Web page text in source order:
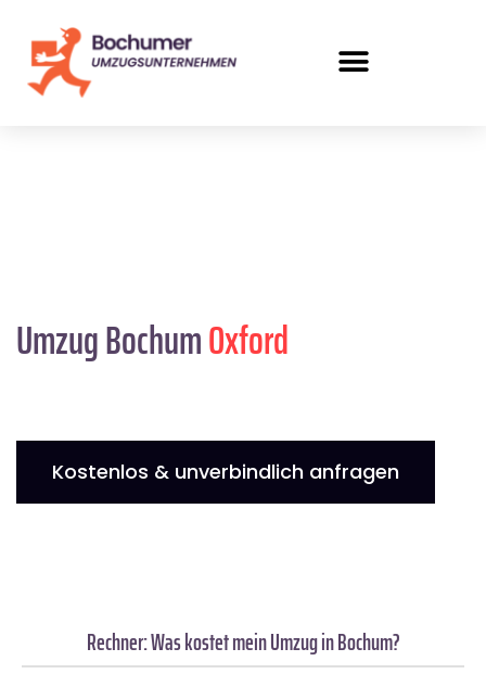
Umzug BochumOxford
Kostenlos & unverbindlich anfragen
Rechner: Was kostet mein Umzug in Bochum?